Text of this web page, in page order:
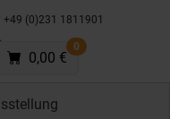
+49 (0)231 1811901
0
0,00 €